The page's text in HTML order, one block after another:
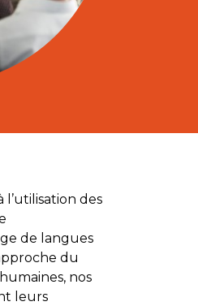
des
de langues
du
nos
leurs